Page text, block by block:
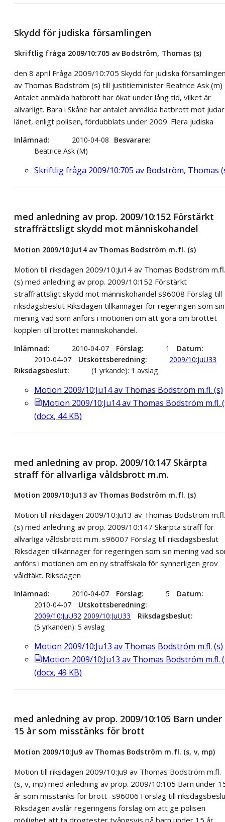
Skydd för judiska församlingen
Skriftlig fråga 2009/10:705 av Bodström, Thomas (s)
den 8 april Fråga 2009/10:705 Skydd för judiska
av Thomas Bodström (s) till justitieminister Beatrice Ask (m)
Antalet anmälda hatbrott har ökat under lång tid, vilket är
allvarligt. Bara i Skåne har antalet anmälda hatbrott mot
länet, enligt polisen, fördubblats under 2009. Flera judiska
Inlämnad 2010-04-08
Besvarare
Beatrice Ask (M)
Skriftlig fråga 2009/10:705 av Bodström, Thomas
med anledning av prop. 2009/10:152 Förstärkt
straffrättsligt skydd mot människohandel
Motion 2009/10:Ju14 av Thomas Bodström m.fl. (s)
Motion till riksdagen 2009/10:Ju14 av Thomas Bodström m.fl.
(s) med anledning av prop. 2009/10:152 Förstärkt
straffrättsligt skydd mot människohandel s96008 Förslag till
riksdagsbeslut Riksdagen tillkännager för regeringen som sin
mening vad som anförs i motionen om att göra om brottet
koppleri till brottet människohandel.
Inlämnad 2010-04-07 Förslag 1
Datum
2010-04-07
Utskottsberedning
2009/10:JuU33
Riksdagsbeslut
(1 yrkande): 1 avslag
Motion 2009/10:Ju14 av Thomas Bodström m.fl. (s)
Motion 2009/10:Ju14 av Thomas Bodström m.fl.
(docx, 44 KB)
med anledning av prop. 2009/10:147 Skärpta
straff för allvarliga våldsbrott m.m.
Motion 2009/10:Ju13 av Thomas Bodström m.fl. (s)
Motion till riksdagen 2009/10:Ju13 av Thomas Bodström m.fl.
(s) med anledning av prop. 2009/10:147 Skärpta straff för
allvarliga våldsbrott m.m. s96007 Förslag till riksdagsbeslut
Riksdagen tillkännager för regeringen som sin mening vad
anförs i motionen om en ny straffskala för synnerligen grov
våldtäkt. Riksdagen
Inlämnad 2010-04-07 Förslag 5
Datum
2010-04-07
Utskottsberedning
2009/10:JuU32 2009/10:JuU33
Riksdagsbeslut
(5 yrkanden): 5 avslag
Motion 2009/10:Ju13 av Thomas Bodström m.fl. (s)
Motion 2009/10:Ju13 av Thomas Bodström m.fl.
(docx, 49 KB)
med anledning av prop. 2009/10:105 Barn under
15 år som misstänks för brott
Motion 2009/10:Ju9 av Thomas Bodström m.fl. (s, v, mp)
Motion till riksdagen 2009/10:Ju9 av Thomas Bodström m.fl.
(s, v, mp) med anledning av prop. 2009/10:105 Barn under
år som misstänks för brott -s96006 Förslag till
Riksdagen avslår regeringens förslag om att ge polisen
möjlighet att ta drogtester tvångsvis på barn under 15 år.